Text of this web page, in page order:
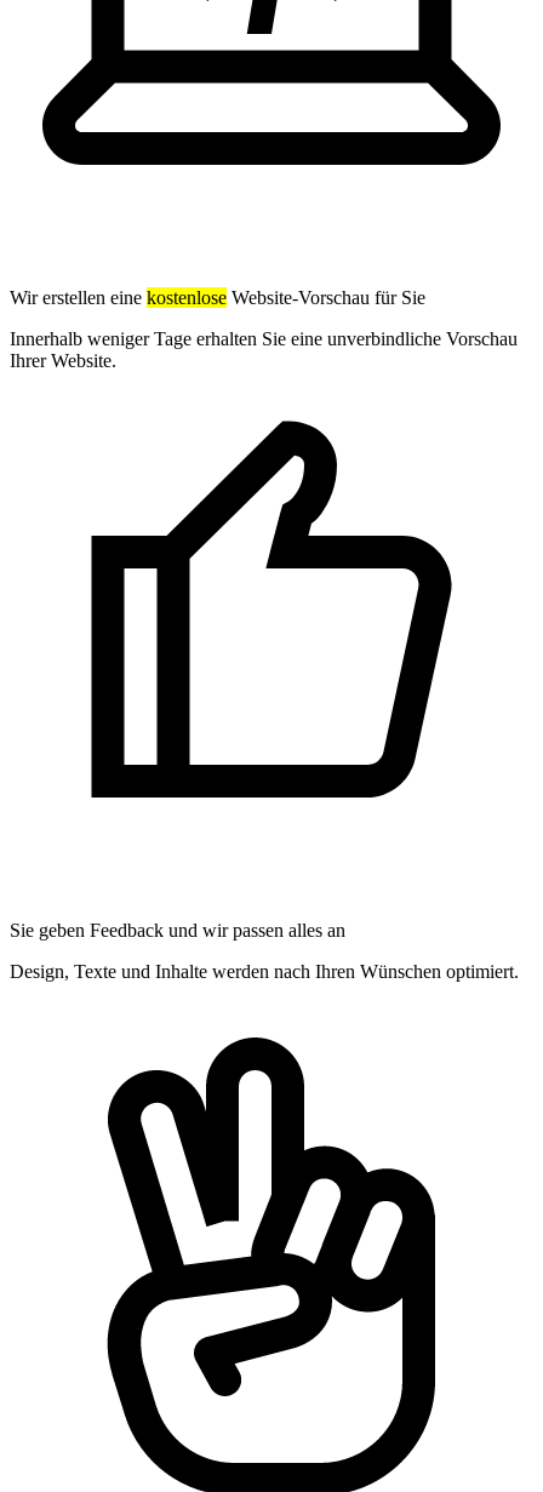
Wir erstellen eine kostenlose Website-Vorschau für Sie
Innerhalb weniger Tage erhalten Sie eine unverbindliche Vorschau
Ihrer Website.
Sie geben Feedback und wir passen alles an
Design, Texte und Inhalte werden nach Ihren Wünschen optimiert.